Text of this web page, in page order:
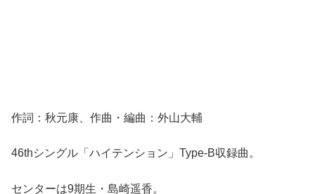
作詞：秋元康、作曲・編曲：外山大輔
46thシングル「ハイテンション」Type-B収録曲。
センターは9期生・島崎遥香。